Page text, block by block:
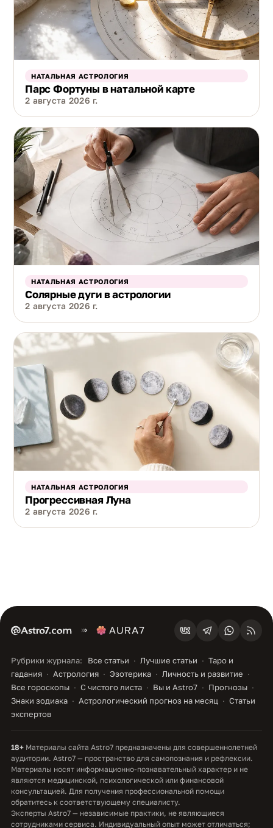
НАТАЛЬНАЯ АСТРОЛОГИЯ
Парс Фортуны в натальной карте
2 августа 2026 г.
НАТАЛЬНАЯ АСТРОЛОГИЯ
Солярные дуги в астрологии
2 августа 2026 г.
НАТАЛЬНАЯ АСТРОЛОГИЯ
Прогрессивная Луна
2 августа 2026 г.
Рубрики журнала: Все статьи Лучшие статьи
Таро и
гадания
Астрология Эзотерика
Личность и развитие
Все гороскопы
С чистого листа Вы и Astro7
Прогнозы
Знаки зодиака
Астрологический прогноз на месяц
Статьи
экспертов
18+ Материалы сайта Astro7 предназначены для совершеннолетней
аудитории. Astro7 — пространство для самопознания и рефлексии.
Материалы носят информационно-познавательный характер и не
являются медицинской, психологической или финансовой
консультацией. Для получения профессиональной помощи
обратитесь к соответствующему специалисту.
Эксперты Astro7 — независимые практики, не являющиеся
сотрудниками сервиса. Индивидуальный опыт может отличаться;